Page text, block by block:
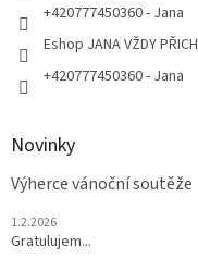
+420777450360 - Jana
Eshop JANA VŽDY
+420777450360 - Jana
Novinky
Výherce vánoční soutěže
1.2.2026
Gratulujem...